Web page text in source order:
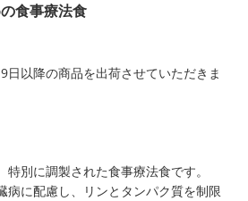
食事療法食
日以降の商品を出荷させていただきま
別に調製された食事療法食です。
病に配慮し、リンとタンパク質を制限